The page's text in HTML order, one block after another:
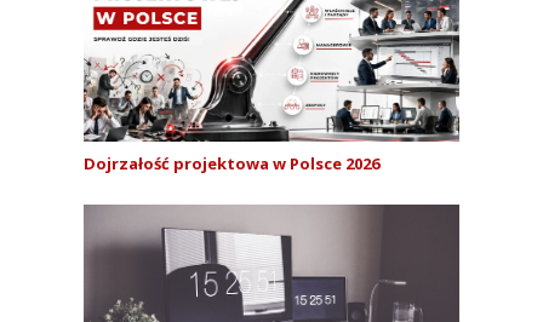
Dojrzałość projektowa w Polsce 2026